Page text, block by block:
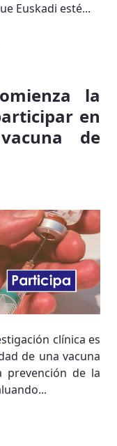
Euskadi esté...
la
en
de
clínica es
de una vacuna
prevención de la